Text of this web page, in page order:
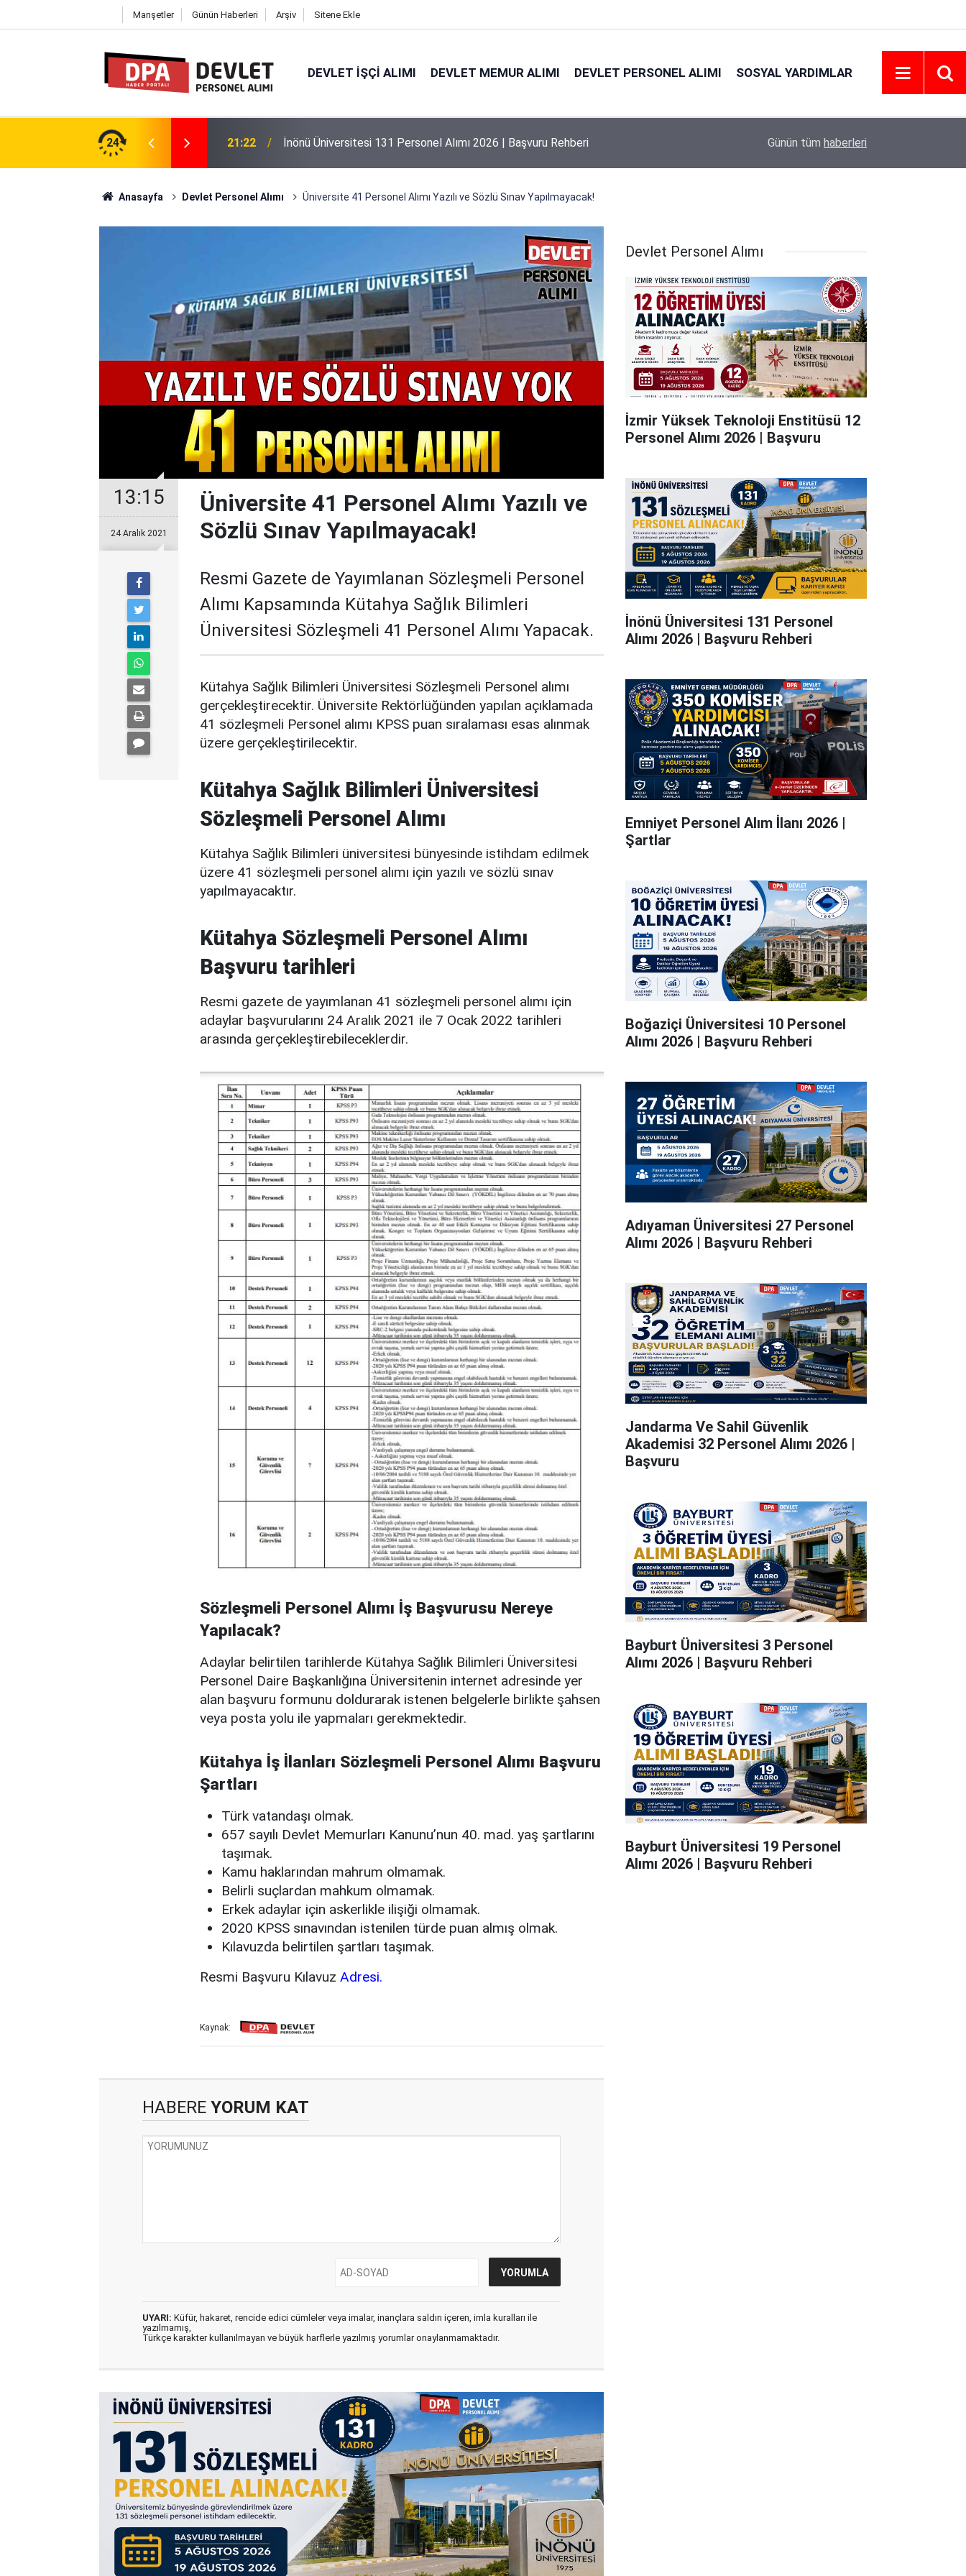
Manşetler Günün Haberleri Arşiv Sitene Ekle
DEVLET İŞÇI ALIMI DEVLET MEMUR ALIMI DEVLET PERSONEL ALIMI SOSYAL YARDIMLAR
24
Personel Alımı 2026 | Başvuru 21:22 İnönü Üniversitesi 131 Personel Alımı 2026 | Başvuru Rehberi Emniyet Personel Alım İlanı 2026 | Şartlar
Günün tüm haberleri
Anasayfa Devlet Personel Alımı Üniversite 41 Personel Alımı Yazılı ve Sözlü Sınav Yapılmayacak!
13:15
24 Aralık 2021
Üniversite 41 Personel Alımı Yazılı ve
Sözlü Sınav Yapılmayacak!
Resmi Gazete de Yayımlanan Sözleşmeli Personel
Alımı Kapsamında Kütahya Sağlık Bilimleri
Üniversitesi Sözleşmeli 41 Personel Alımı Yapacak.
Kütahya Sağlık Bilimleri Üniversitesi Sözleşmeli Personel alımı
gerçekleştirecektir. Üniversite Rektörlüğünden yapılan açıklamada
41 sözleşmeli Personel alımı KPSS puan sıralaması esas alınmak
üzere gerçekleştirilecektir.
Kütahya Sağlık Bilimleri Üniversitesi
Sözleşmeli Personel Alımı
Kütahya Sağlık Bilimleri üniversitesi bünyesinde istihdam edilmek
üzere 41 sözleşmeli personel alımı için yazılı ve sözlü sınav
yapılmayacaktır.
Kütahya Sözleşmeli Personel Alımı
Başvuru tarihleri
Resmi gazete de yayımlanan 41 sözleşmeli personel alımı için
adaylar başvurularını 24 Aralık 2021 ile 7 Ocak 2022 tarihleri
arasında gerçekleştirebileceklerdir.
Sözleşmeli Personel Alımı İş Başvurusu Nereye
Yapılacak?
Adaylar belirtilen tarihlerde Kütahya Sağlık Bilimleri Üniversitesi
Personel Daire Başkanlığına Üniversitenin internet adresinde yer
alan başvuru formunu doldurarak istenen belgelerle birlikte şahsen
veya posta yolu ile yapmaları gerekmektedir.
Kütahya İş İlanları Sözleşmeli Personel Alımı Başvuru
Şartları
Türk vatandaşı olmak.
657 sayılı Devlet Memurları Kanunu’nun 40. mad. yaş şartlarını
taşımak.
Kamu haklarından mahrum olmamak.
Belirli suçlardan mahkum olmamak.
Erkek adaylar için askerlikle ilişiği olmamak.
2020 KPSS sınavından istenilen türde puan almış olmak.
Kılavuzda belirtilen şartları taşımak.
Resmi Başvuru Kılavuz Adresi.
Kaynak:
HABERE YORUM KAT
UYARI: Küfür, hakaret, rencide edici cümleler veya imalar, inançlara saldırı içeren, imla kuralları ile
yazılmamış,
Türkçe karakter kullanılmayan ve büyük harflerle yazılmış yorumlar onaylanmamaktadır.
Devlet Personel Alımı
İzmir Yüksek Teknoloji Enstitüsü 12
Personel Alımı 2026 | Başvuru
İnönü Üniversitesi 131 Personel
Alımı 2026 | Başvuru Rehberi
Emniyet Personel Alım İlanı 2026 |
Şartlar
Boğaziçi Üniversitesi 10 Personel
Alımı 2026 | Başvuru Rehberi
Adıyaman Üniversitesi 27 Personel
Alımı 2026 | Başvuru Rehberi
Jandarma Ve Sahil Güvenlik
Akademisi 32 Personel Alımı 2026 |
Başvuru
Bayburt Üniversitesi 3 Personel
Alımı 2026 | Başvuru Rehberi
Bayburt Üniversitesi 19 Personel
Alımı 2026 | Başvuru Rehberi